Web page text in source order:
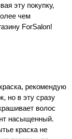
эту покупку,
чем
ForSalon!
рекомендую
но в эту сразу
волос
насыщенный.
краска не